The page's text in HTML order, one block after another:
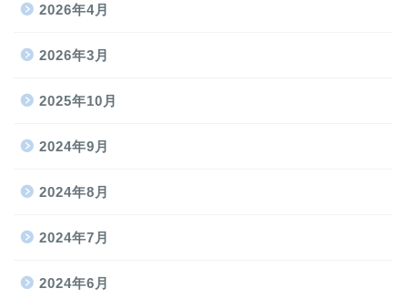
2026年4月
2026年3月
2025年10月
2024年9月
2024年8月
2024年7月
2024年6月